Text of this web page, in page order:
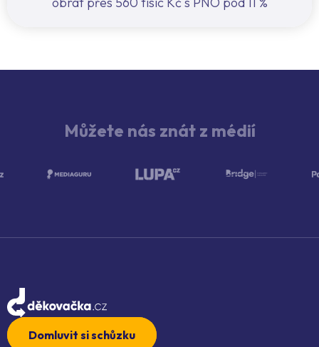
Můžete nás znát z médií
Domluvit si schůzku